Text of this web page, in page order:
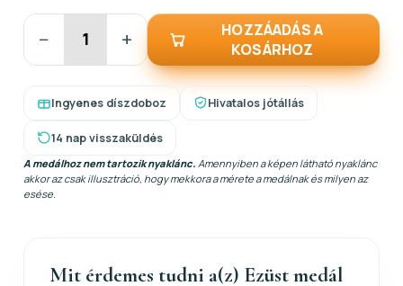
− +
HOZZÁADÁS A
KOSÁRHOZ
Ingyenes díszdoboz Hivatalos jótállás
14 nap visszaküldés
A medálhoz nem tartozik nyaklánc. Amennyiben a képen látható nyaklánc
akkor az csak illusztráció, hogy mekkora a mérete a medálnak és milyen az
esése.
Mit érdemes tudni a(z) Ezüst medál